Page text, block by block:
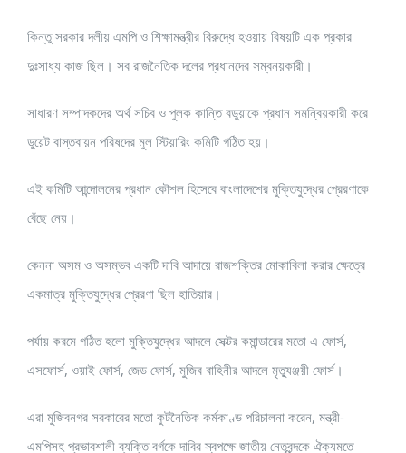
কিন্তু সরকার দলীয় এমপি ও শিক্ষামন্ত্রীর বিরুদ্ধে হওয়ায় বিষয়টি এক প্রকার
দুঃসাধ্য কাজ ছিল। সব রাজনৈতিক দলের প্রধানদের সম্বনয়কারী।
সাধারণ সম্পাদকদের অর্থ সচিব ও পুলক কান্তি বডুয়াকে প্রধান সমন্বিয়কারী করে
ডুয়েট বাস্তবায়ন পরিষদের মুল স্টিয়ারিং কমিটি গঠিত হয়।
এই কমিটি আন্দোলনের প্রধান কৌশল হিসেবে বাংলাদেশের মুক্তিযুদ্ধের প্রেরণাকে
বেঁছে নেয়।
কেননা অসম ও অসম্ভব একটি দাবি আদায়ে রাজশক্তির মোকাবিলা করার ক্ষেত্রে
একমাত্র মুক্তিযুদ্ধের প্রেরণা ছিল হাতিয়ার।
পর্যায় করমে গঠিত হলো মুক্তিযুদ্ধের আদলে সেক্টর কমান্ডারের মতো এ ফোর্স,
এসফোর্স, ওয়াই ফোর্স, জেড ফোর্স, মুজিব বাহিনীর আদলে মৃত্যুঞ্জয়ী ফোর্স।
এরা মুজিবনগর সরকারের মতো কুটনৈতিক কর্মকাণ্ড পরিচালনা করেন, মন্ত্রী-
এমপিসহ প্রভাবশালী ব্যক্তি বর্গকে দাবির স্বপক্ষে জাতীয় নেতৃবৃন্দকে ঐক্যমতে